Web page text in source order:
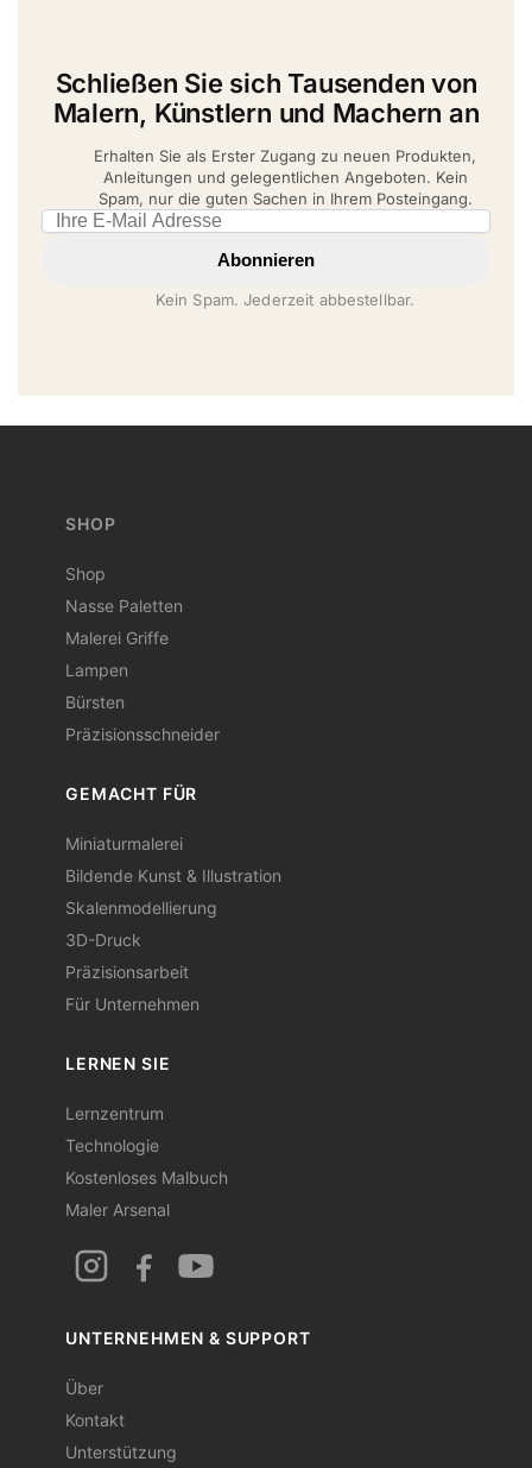
Schließen Sie sich Tausenden von
Malern, Künstlern und Machern an
Erhalten Sie als Erster Zugang zu neuen Produkten,
Anleitungen und gelegentlichen Angeboten. Kein
Spam, nur die guten Sachen in Ihrem Posteingang.
Email address
Abonnieren
Kein Spam. Jederzeit abbestellbar.
SHOP
Shop
Nasse Paletten
Malerei Griffe
Lampen
Bürsten
Präzisionsschneider
GEMACHT FÜR
Miniaturmalerei
Bildende Kunst & Illustration
Skalenmodellierung
3D-Druck
Präzisionsarbeit
Für Unternehmen
LERNEN SIE
Lernzentrum
Technologie
Kostenloses Malbuch
Maler Arsenal
UNTERNEHMEN & SUPPORT
Über
Kontakt
Unterstützung